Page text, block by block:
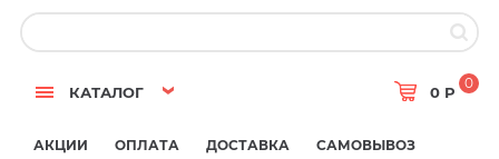
КАТАЛОГ 0 Р
0
АКЦИИ ОПЛАТА ДОСТАВКА САМОВЫВОЗ